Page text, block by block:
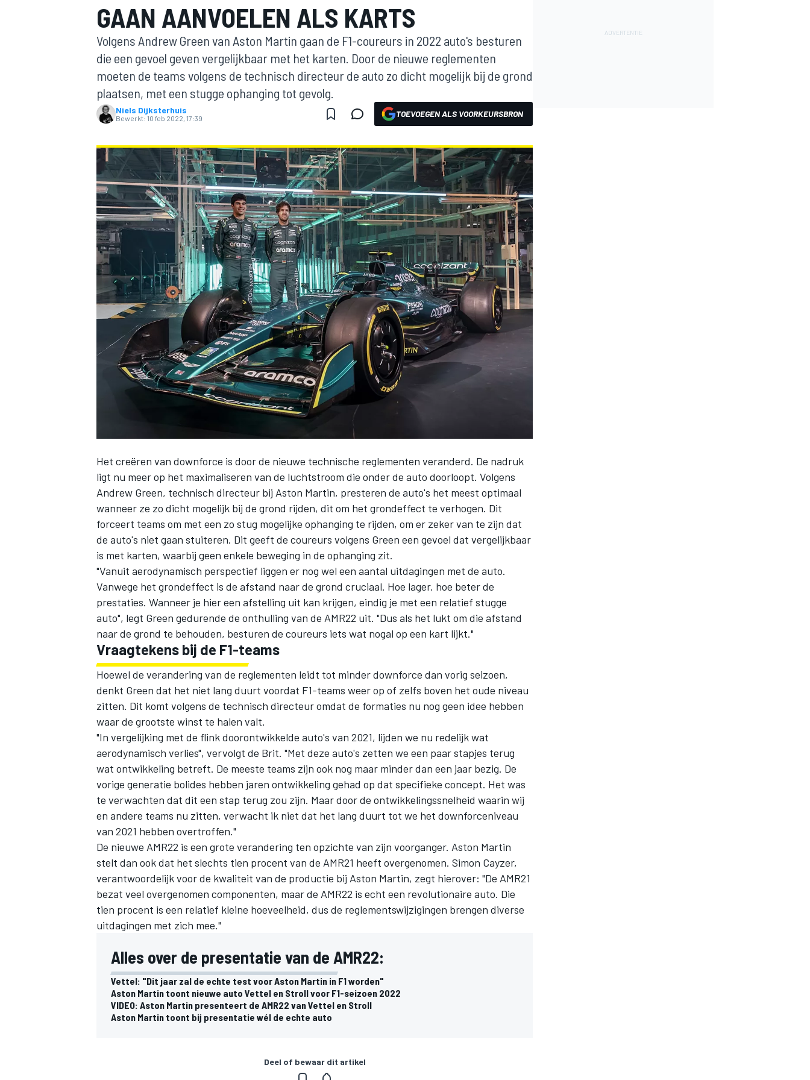
INDYCAR
WEC DTM
GAAN AANVOELEN ALS KARTS
Volgens Andrew Green van Aston Martin gaan de F1-coureurs in 2022 auto's besturen
die een gevoel geven vergelijkbaar met het karten. Door de nieuwe reglementen
moeten de teams volgens de technisch directeur de auto zo dicht mogelijk bij de grond
plaatsen, met een stugge ophanging tot gevolg.
Niels Dijksterhuis
Bewerkt: 10 feb 2022, 17:39 TOEVOEGEN ALS VOORKEURSBRON
Het creëren van downforce is door de nieuwe technische reglementen veranderd. De nadruk
ligt nu meer op het maximaliseren van de luchtstroom die onder de auto doorloopt. Volgens
Andrew Green, technisch directeur bij Aston Martin, presteren de auto's het meest optimaal
wanneer ze zo dicht mogelijk bij de grond rijden, dit om het grondeffect te verhogen. Dit
forceert teams om met een zo stug mogelijke ophanging te rijden, om er zeker van te zijn dat
de auto's niet gaan stuiteren. Dit geeft de coureurs volgens Green een gevoel dat vergelijkbaar
is met karten, waarbij geen enkele beweging in de ophanging zit.
"Vanuit aerodynamisch perspectief liggen er nog wel een aantal uitdagingen met de auto.
Vanwege het grondeffect is de afstand naar de grond cruciaal. Hoe lager, hoe beter de
prestaties. Wanneer je hier een afstelling uit kan krijgen, eindig je met een relatief stugge
auto", legt Green gedurende de onthulling van de AMR22 uit. "Dus als het lukt om die afstand
naar de grond te behouden, besturen de coureurs iets wat nogal op een kart lijkt."
Vraagtekens bij de F1-teams
Hoewel de verandering van de reglementen leidt tot minder downforce dan vorig seizoen,
denkt Green dat het niet lang duurt voordat F1-teams weer op of zelfs boven het oude niveau
zitten. Dit komt volgens de technisch directeur omdat de formaties nu nog geen idee hebben
waar de grootste winst te halen valt.
"In vergelijking met de flink doorontwikkelde auto's van 2021, lijden we nu redelijk wat
aerodynamisch verlies", vervolgt de Brit. "Met deze auto's zetten we een paar stapjes terug
wat ontwikkeling betreft. De meeste teams zijn ook nog maar minder dan een jaar bezig. De
vorige generatie bolides hebben jaren ontwikkeling gehad op dat specifieke concept. Het was
te verwachten dat dit een stap terug zou zijn. Maar door de ontwikkelingssnelheid waarin wij
en andere teams nu zitten, verwacht ik niet dat het lang duurt tot we het downforceniveau
van 2021 hebben overtroffen."
De nieuwe AMR22 is een grote verandering ten opzichte van zijn voorganger. Aston Martin
stelt dan ook dat het slechts tien procent van de AMR21 heeft overgenomen. Simon Cayzer,
verantwoordelijk voor de kwaliteit van de productie bij Aston Martin, zegt hierover: "De AMR21
bezat veel overgenomen componenten, maar de AMR22 is echt een revolutionaire auto. Die
tien procent is een relatief kleine hoeveelheid, dus de reglementswijzigingen brengen diverse
uitdagingen met zich mee."
Alles over de presentatie van de AMR22:
Vettel: "Dit jaar zal de echte test voor Aston Martin in F1 worden"
Aston Martin toont nieuwe auto Vettel en Stroll voor F1-seizoen 2022
VIDEO: Aston Martin presenteert de AMR22 van Vettel en Stroll
Aston Martin toont bij presentatie wél de echte auto
Deel of bewaar dit artikel